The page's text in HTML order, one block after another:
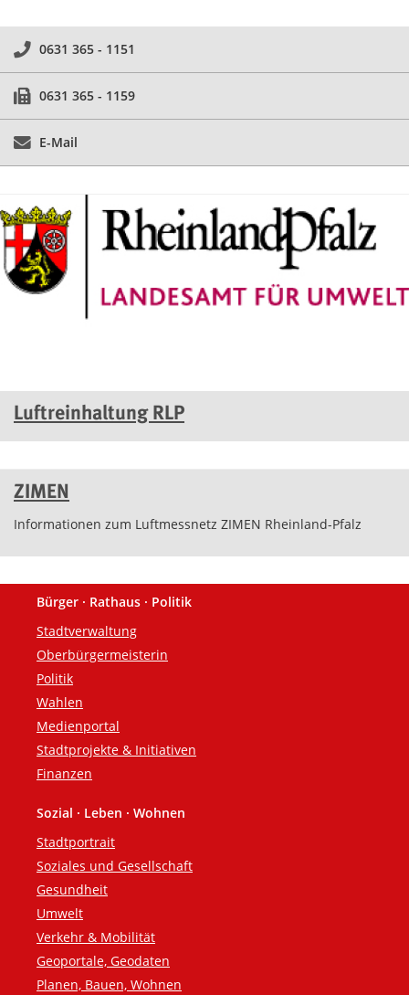
0631 365 - 1151
0631 365 - 1159
E-Mail
Luftreinhaltung RLP
ZIMEN
Informationen zum Luftmessnetz ZIMEN Rheinland-Pfalz
Fußzeile
Bürger · Rathaus · Politik
Stadtverwaltung
Oberbürgermeisterin
Politik
Wahlen
Medienportal
Stadtprojekte & Initiativen
Finanzen
Sozial · Leben · Wohnen
Stadtportrait
Soziales und Gesellschaft
Gesundheit
Umwelt
Verkehr & Mobilität
Geoportale, Geodaten
Planen, Bauen, Wohnen